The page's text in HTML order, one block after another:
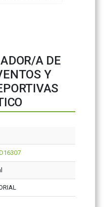
A DE
Y